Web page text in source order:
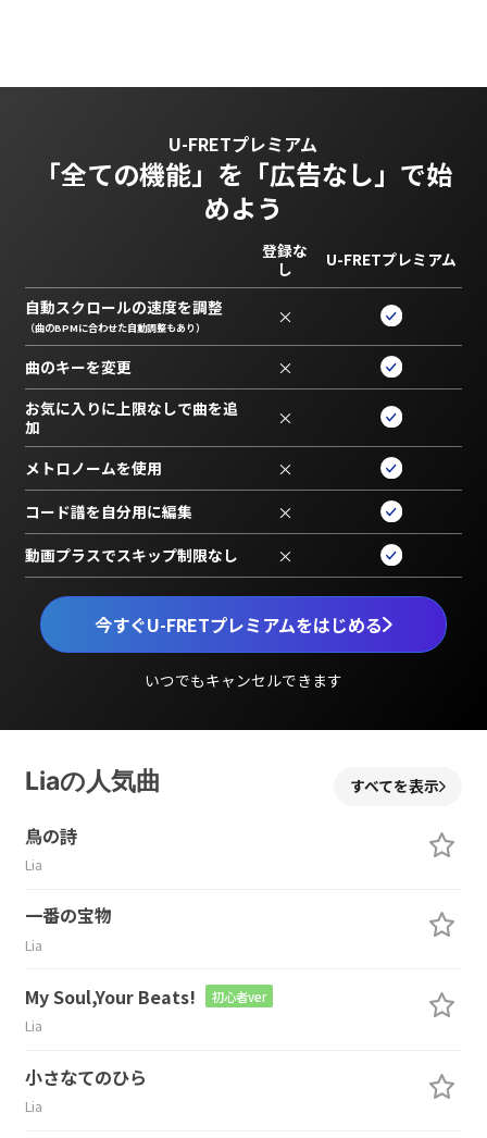
U-FRETプレミアム
「全ての機能」を 「広告なし」で始
めよう
今すぐU-FRETプレミアムをはじめる
いつでもキャンセルできます
登録な
し
U-FRETプレミアム
自動スクロールの速度を調整
（曲のBPMに合わせた自動調整もあり） ×
曲のキーを変更 ×
お気に入りに上限なしで曲を追
加
×
メトロノームを使用 ×
コード譜を自分用に編集 ×
動画プラスでスキップ制限なし ×
Liaの人気曲 すべてを表示
鳥の詩
Lia
一番の宝物
Lia
My Soul,Your Beats! 初心者ver
Lia
小さなてのひら
Lia